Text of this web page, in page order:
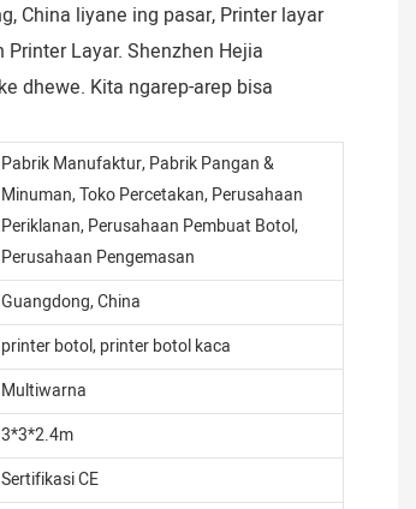
China liyane ing pasar, Printer layar
Layar. Shenzhen Hejia
dhewe. Kita ngarep-arep bisa
Pabrik Manufaktur, Pabrik Pangan &
Minuman, Toko Percetakan, Perusahaan
Periklanan, Perusahaan Pembuat Botol,
Perusahaan Pengemasan
Guangdong, China
printer botol, printer botol kaca
Multiwarna
3*3*2.4m
Sertifikasi CE